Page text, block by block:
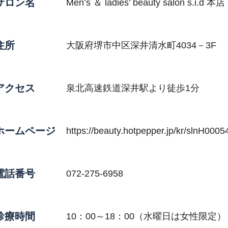
ロン名 Men’s ＆ ladies’ beauty salon s.i.d 本店
所 大阪府堺市中区深井清水町4034－3F
クセス 泉北高速鉄道深井駅より徒歩1分
ームページ https://beauty.hotpepper.jp/kr/
話番号 072-275-6958
療時間 10：00～18：00（水曜日は女性限定）